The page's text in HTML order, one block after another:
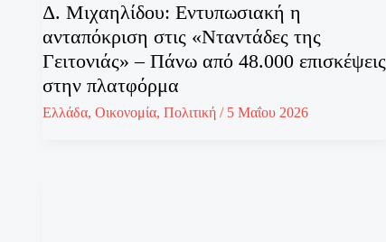
Δ. Μιχαηλίδου: Εντυπωσιακή η
ανταπόκριση στις «Νταντάδες της
Γειτονιάς» – Πάνω από 48.000 επισκέψεις
στην πλατφόρμα
Ελλάδα, Οικονομία, Πολιτική / 5 Μαΐου 2026